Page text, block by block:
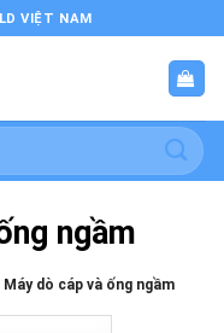
VIỆT NAM
ngầm
Máy dò cáp và ống ngầm